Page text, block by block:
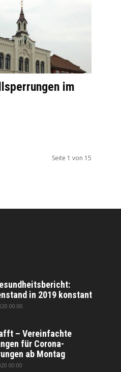
im
Seite 1 von 15
in 2019 konstant
00:00
– Vereinfachte
für Corona-
ab Montag
00:00